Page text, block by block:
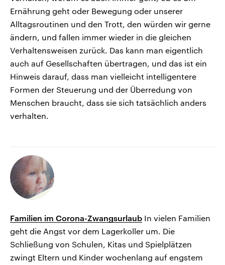
Ernährung geht oder Bewegung oder unserer
Alltagsroutinen und den Trott, den würden wir gerne
ändern, und fallen immer wieder in die gleichen
Verhaltensweisen zurück. Das kann man eigentlich
auch auf Gesellschaften übertragen, und das ist ein
Hinweis darauf, dass man vielleicht intelligentere
Formen der Steuerung und der Überredung von
Menschen braucht, dass sie sich tatsächlich anders
verhalten.
Familien im Corona-Zwangsurlaub In vielen Familien
geht die Angst vor dem Lagerkoller um. Die
Schließung von Schulen, Kitas und Spielplätzen
zwingt Eltern und Kinder wochenlang auf engstem